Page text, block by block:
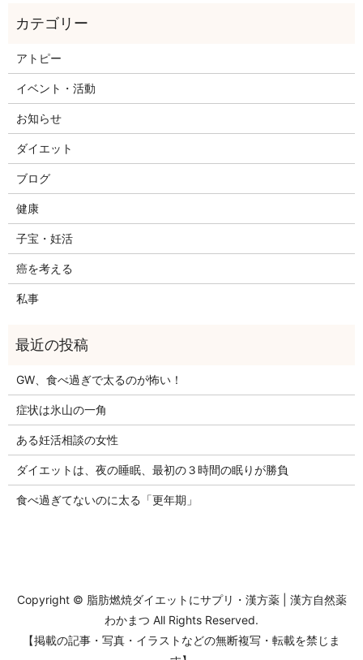
アトピー
イベント・活動
お知らせ
ダイエット
ブログ
健康
子宝・妊活
癌を考える
私事
GW、食べ過ぎで太るのが怖い！
症状は氷山の一角
ある妊活相談の女性
ダイエットは、夜の睡眠、最初の３時間の眠りが勝負
食べ過ぎてないのに太る「更年期」
Copyright © 脂肪燃焼ダイエットにサプリ・漢方薬 | 漢方自然薬
わかまつ All Rights Reserved.
【掲載の記事・写真・イラストなどの無断複写・転載を禁じま